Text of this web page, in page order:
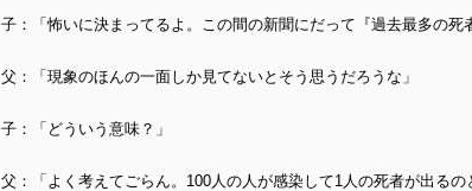
子：「怖いに決まってるよ。この間の新聞にだって『過去最多の死
父：「現象のほんの一面しか見てないとそう思うだろうな」
子：「どういう意味？」
父：「よく考えてごらん。100人の人が感染して1人の死者が出るの